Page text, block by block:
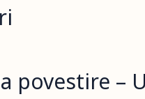
povestire –